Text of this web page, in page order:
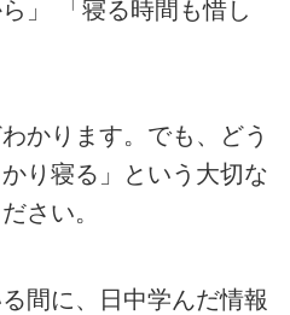
」 「寝る時間も惜し
かります。でも、どう
り寝る」という大切な
さい。
間に、日中学んだ情報